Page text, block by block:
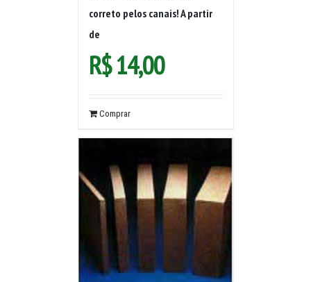
correto pelos canais! A partir
de
R$14,00
Comprar